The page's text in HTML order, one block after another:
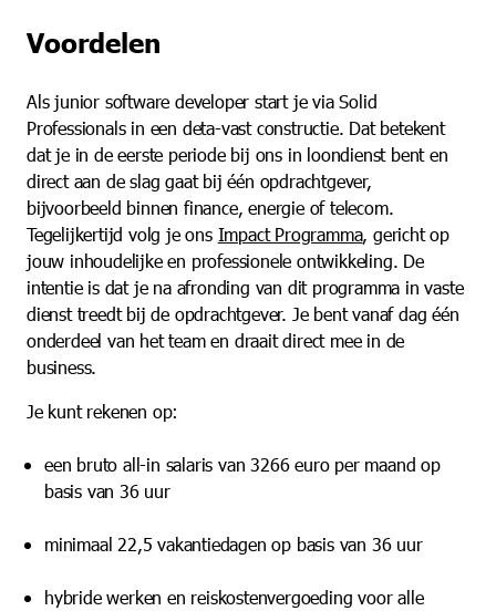
Voordelen
Als junior software developer start je via Solid
Professionals in een deta-vast constructie. Dat betekent
dat je in de eerste periode bij ons in loondienst bent en
direct aan de slag gaat bij één opdrachtgever,
bijvoorbeeld binnen finance, energie of telecom.
Tegelijkertijd volg je ons Impact Programma, gericht op
jouw inhoudelijke en professionele ontwikkeling. De
intentie is dat je na afronding van dit programma in vaste
dienst treedt bij de opdrachtgever. Je bent vanaf dag één
onderdeel van het team en draait direct mee in de
business.
Je kunt rekenen op:
een bruto all-in salaris van 3266 euro per maand op
basis van 36 uur
minimaal 22,5 vakantiedagen op basis van 36 uur
hybride werken en reiskostenvergoeding voor alle